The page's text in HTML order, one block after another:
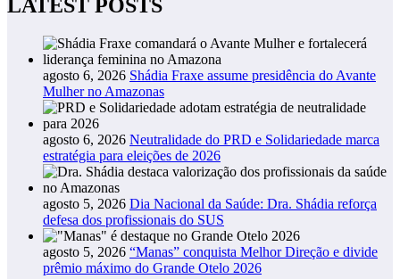
LATEST POSTS
agosto 6, 2026 Shádia Fraxe assume presidência do Avante
Mulher no Amazonas
agosto 6, 2026 Neutralidade do PRD e Solidariedade marca
estratégia para eleições de 2026
agosto 5, 2026 Dia Nacional da Saúde: Dra. Shádia reforça
defesa dos profissionais do SUS
agosto 5, 2026 “Manas” conquista Melhor Direção e divide
prêmio máximo do Grande Otelo 2026